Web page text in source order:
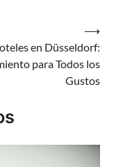
en Düsseldorf:
para Todos los
Gustos
⟶